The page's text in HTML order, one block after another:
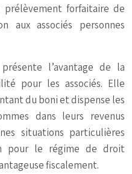
forfaitaire de
aux associés personnes
l’avantage de la
pour les associés. Elle
du boni et dispense les
dans leurs revenus
situations particulières
pour le régime de droit
fiscalement.